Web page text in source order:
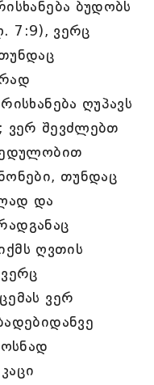
ბუდობს
7:9), ვერც
ღუპავს
ვერ შევძლებთ
თუნდაც
და
ღვთის
ვერ